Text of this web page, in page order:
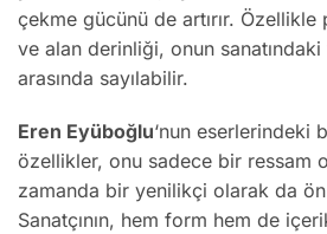
çekme gücünü de artırır. Özellikle
ve alan derinliği, onun
arasında sayılabilir.
Eren Eyüboğlu‘nun eserlerindeki
özellikler, onu sadece bir ressam
zamanda bir yenilikçi olarak da ön
Sanatçının, hem form hem de